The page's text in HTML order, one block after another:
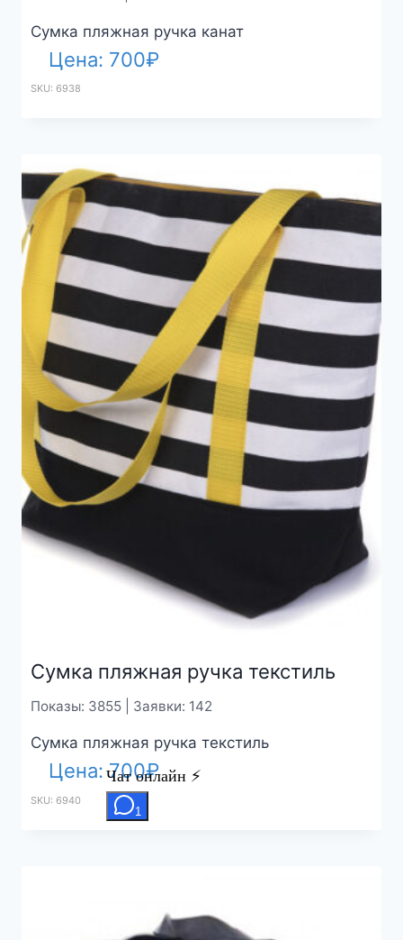
Сумка пляжная ручка канат
Цена: 700₽
SKU: 6938
Сумка пляжная ручка текстиль
Показы: 3855 | Заявки: 142
Сумка пляжная ручка текстиль
Цена:700₽
SKU: 6940